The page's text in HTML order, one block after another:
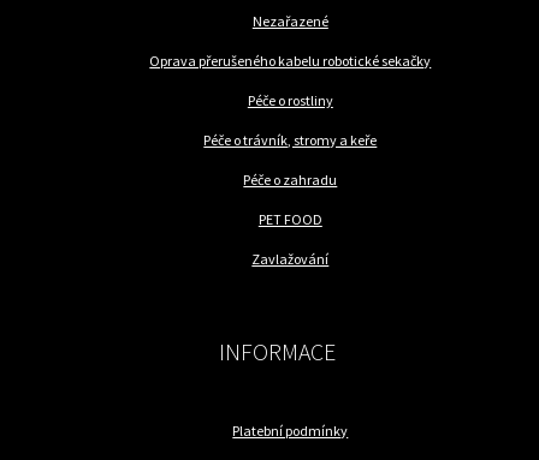
Nezařazené
Oprava přerušeného kabelu robotické sekačky
Péče o rostliny
Péče o trávník, stromy a keře
Péče o zahradu
PET FOOD
Zavlažování
INFORMACE
Platební podmínky